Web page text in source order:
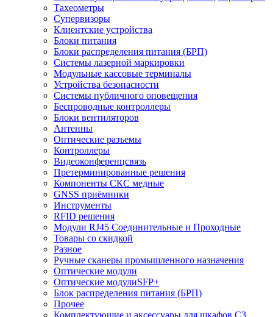
Тахеометры
Супервизоры
Клиентские устройства
Блоки питания
Блоки распределения питания (БРП)
Системы лазерной маркировки
Модульные кассовые терминалы
Устройства безопасности
Системы публичного оповещения
Беспроводные контроллеры
Блоки вентиляторов
Антенны
Оптические разъемы
Контроллеры
Видеоконференцсвязь
Претерминированные решения
Компоненты СКС медные
GNSS приёмники
Инструменты
RFID решения
Модули RJ45 Соединительные и Проходные
Товары со скидкой
Разное
Ручные сканеры промышленного назначения
Оптические модули
Оптические модулиSFP+
Блок распределения питания (БРП)
Прочее